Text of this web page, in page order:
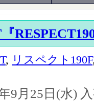
, リスペクト190F
9月25日(水)